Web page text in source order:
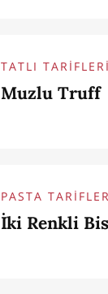
TATLI TARİFLERİ
Muzlu Truff
PASTA
İki Renkli